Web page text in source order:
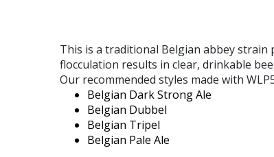
This is a traditional Belgian abbey strain
flocculation results in clear, drinkable
Our recommended styles made with
Belgian Dark Strong Ale
Belgian Dubbel
Belgian Tripel
Belgian Pale Ale